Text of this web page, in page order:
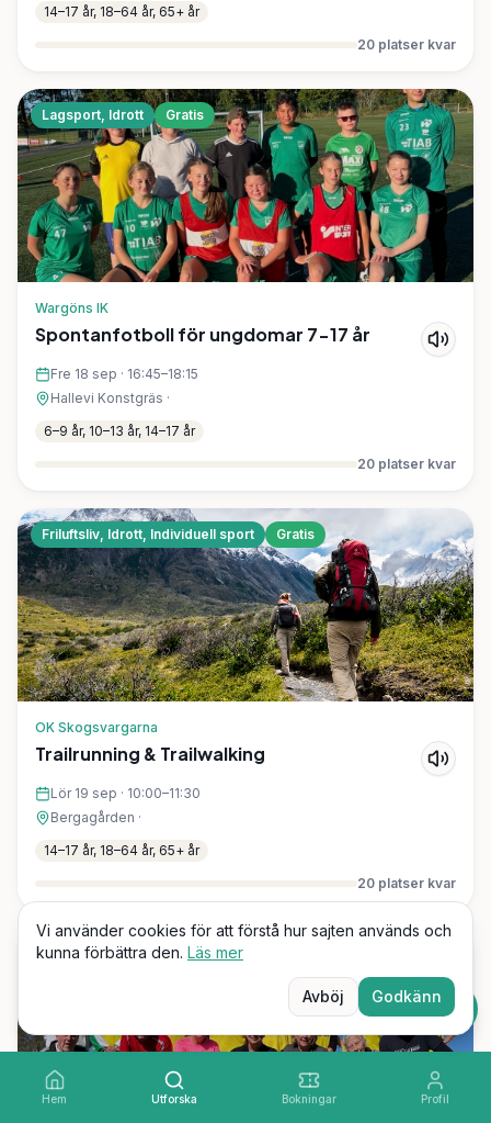
Vi använder cookies för att förstå hur sajten används och
kunna förbättra den. Läs mer
Avböj Godkänn
14–17 år, 18–64 år, 65+ år
20 platser kvar
Lagsport, Idrott Gratis
Wargöns IK
Spontanfotboll för ungdomar 7-17 år
Fre 18 sep · 16:45–18:15
Hallevi Konstgräs ·
6–9 år, 10–13 år, 14–17 år
20 platser kvar
Friluftsliv, Idrott, Individuell sport Gratis
OK Skogsvargarna
Trailrunning & Trailwalking
Lör 19 sep · 10:00–11:30
Bergagården ·
14–17 år, 18–64 år, 65+ år
20 platser kvar
Idrott, Lagsport Gratis
Hem Utforska Bokningar Profil